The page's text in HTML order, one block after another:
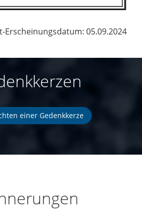
Erscheinungsdatum: 05.09.2024
einer Gedenkkerze